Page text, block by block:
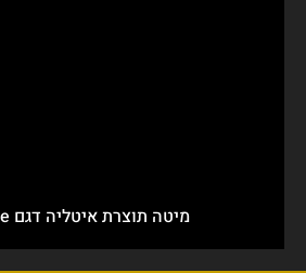
מיטה תוצרת איטליה דגם Romance